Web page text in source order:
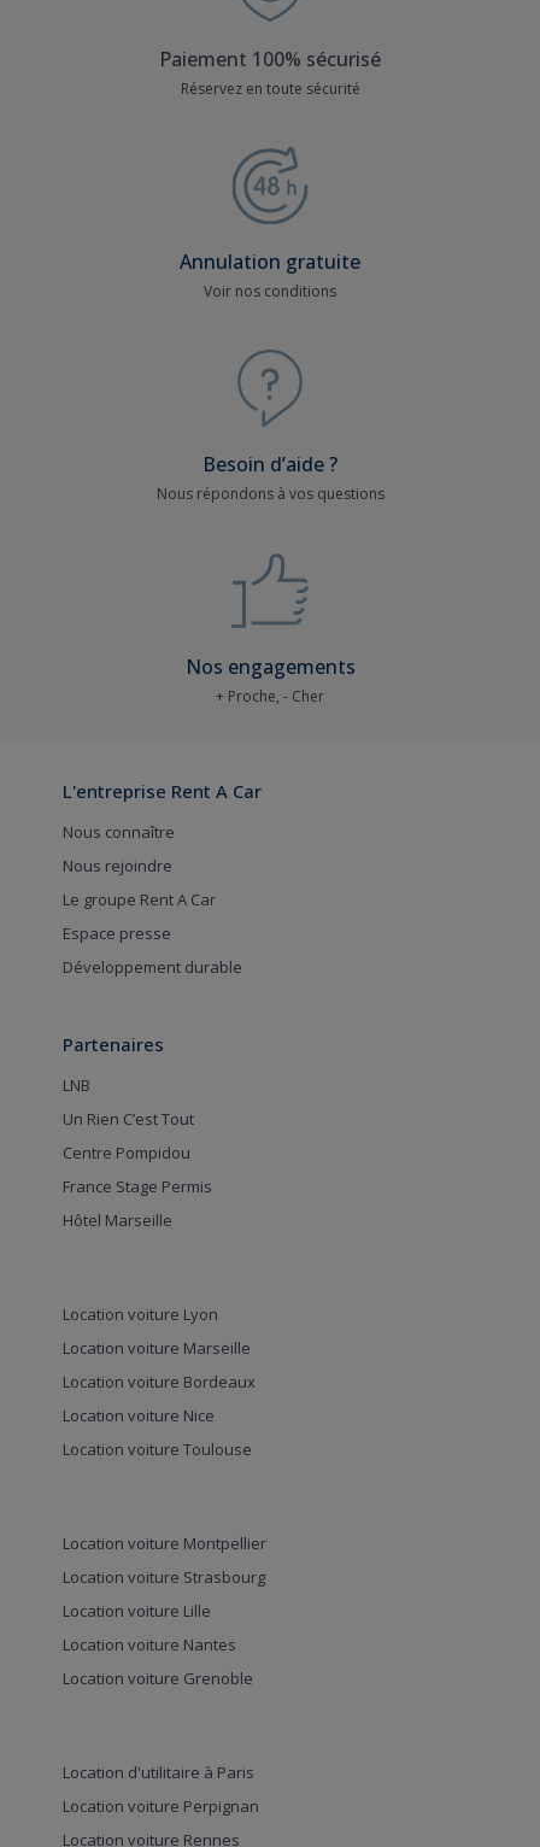
Paiement 100% sécurisé
Réservez en toute sécurité
Annulation gratuite
Voir nos conditions
Besoin d’aide ?
Nous répondons à vos questions
Nos engagements
+ Proche, - Cher
L'entreprise Rent A Car
Nous connaître
Nous rejoindre
Le groupe Rent A Car
Espace presse
Développement durable
Partenaires
LNB
Un Rien C’est Tout
Centre Pompidou
France Stage Permis
Hôtel Marseille
Location voiture Lyon
Location voiture Marseille
Location voiture Bordeaux
Location voiture Nice
Location voiture Toulouse
Location voiture Montpellier
Location voiture Strasbourg
Location voiture Lille
Location voiture Nantes
Location voiture Grenoble
Location d'utilitaire à Paris
Location voiture Perpignan
Location voiture Rennes